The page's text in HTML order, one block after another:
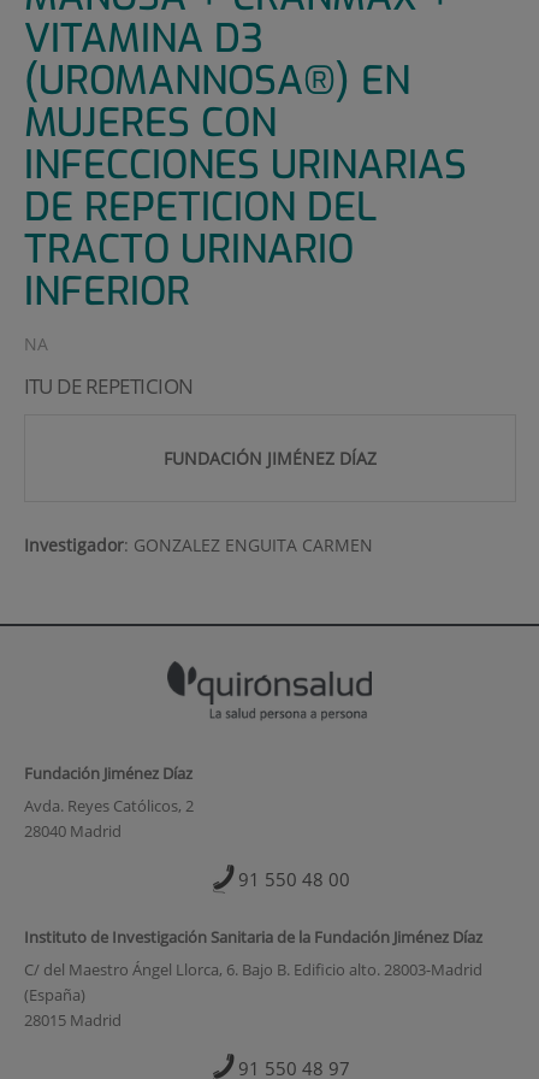
VITAMINA D3
(UROMANNOSA®) EN
MUJERES CON
INFECCIONES URINARIAS
DE REPETICION DEL
TRACTO URINARIO
INFERIOR
NA
ITU DE REPETICION
FUNDACIÓN JIMÉNEZ DÍAZ
Investigador: GONZALEZ ENGUITA CARMEN
Fundación Jiménez Díaz
Avda. Reyes Católicos, 2
28040 Madrid
91 550 48 00
Instituto de Investigación Sanitaria de la Fundación Jiménez Díaz
C/ del Maestro Ángel Llorca, 6. Bajo B. Edificio alto. 28003-Madrid
(España)
28015 Madrid
91 550 48 97